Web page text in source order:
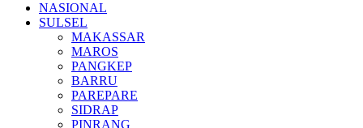
NASIONAL
SULSEL
MAKASSAR
MAROS
PANGKEP
BARRU
PAREPARE
SIDRAP
PINRANG